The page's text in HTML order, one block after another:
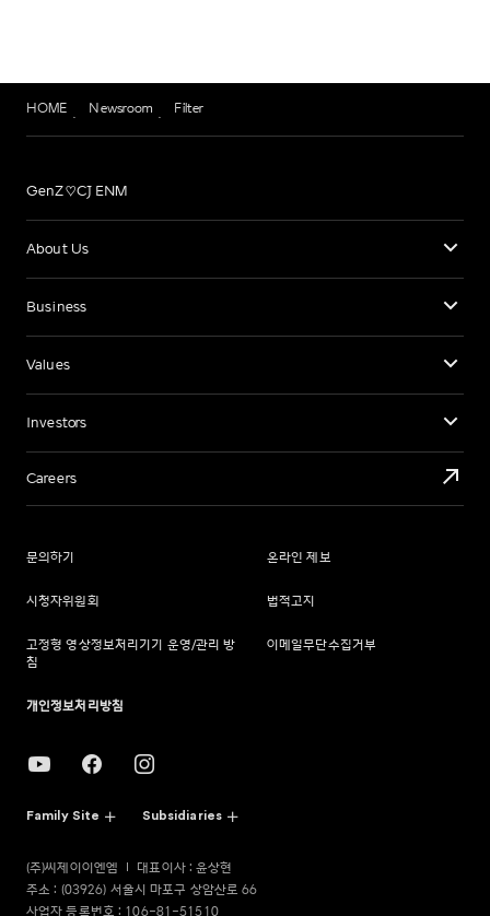
HOME Newsroom Filter
GenZ♡CJ ENM
About Us
Business
Values
Investors
Careers
문의하기 온라인 제보
시청자위원회 법적고지
고정형 영상정보처리기기 운영/관리 방
침
이메일무단수집거부
개인정보처리방침
Family Site Subsidiaries
(주)씨제이이엔엠
대표이사 : 윤상현
주소 : (03926) 서울시 마포구 상암산로 66
사업자 등록번호 : 106-81-51510